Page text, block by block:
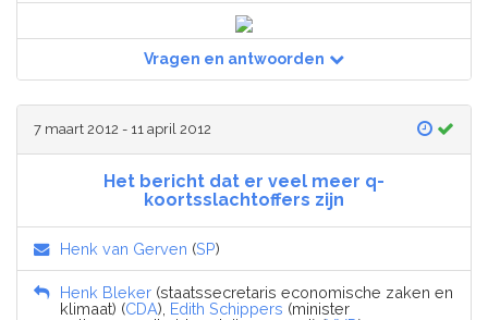
Vragen en antwoorden
7 maart 2012 - 11 april 2012
Het bericht dat er veel meer q-
koortsslachtoffers zijn
Henk van Gerven (SP)
Henk Bleker (staatssecretaris economische zaken en
klimaat) (CDA), Edith Schippers (minister